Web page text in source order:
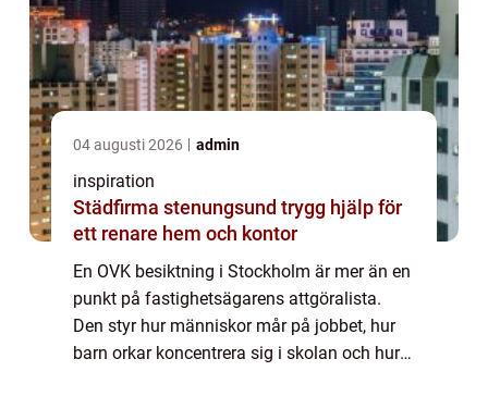
04 augusti 2026 admin
inspiration
Städfirma stenungsund trygg hjälp för
ett renare hem och kontor
En OVK besiktning i Stockholm är mer än en
punkt på fastighetsägarens attgöralista.
Den styr hur människor mår på jobbet, hur
barn orkar koncentrera sig i skolan och hur